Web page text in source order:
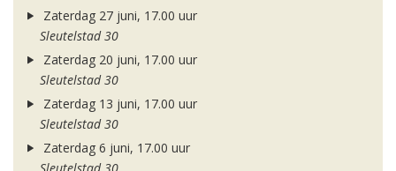
Zaterdag 27 juni, 17.00 uur
Sleutelstad 30
Zaterdag 20 juni, 17.00 uur
Sleutelstad 30
Zaterdag 13 juni, 17.00 uur
Sleutelstad 30
Zaterdag 6 juni, 17.00 uur